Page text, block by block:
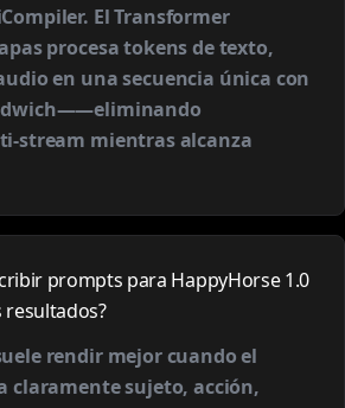
El Transformer
procesa tokens de texto,
en una secuencia única con
stream mientras alcanza
prompts para HappyHorse 1.0
rendir mejor cuando el
claramente sujeto, acción,